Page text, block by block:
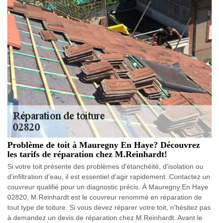
Problème de toit à Mauregny En Haye? Découvrez
les tarifs de réparation chez M.Reinhardt!
Si votre toit présente des problèmes d'étanchéité, d'isolation ou
d'infiltration d'eau, il est essentiel d'agir rapidement. Contactez un
couvreur qualifié pour un diagnostic précis. À Mauregny En Haye
02820, M.Reinhardt est le couvreur renommé en réparation de
tout type de toiture. Si vous devez réparer votre toit, n'hésitez pas
à demandez un devis de réparation chez M.Reinhardt. Avant le